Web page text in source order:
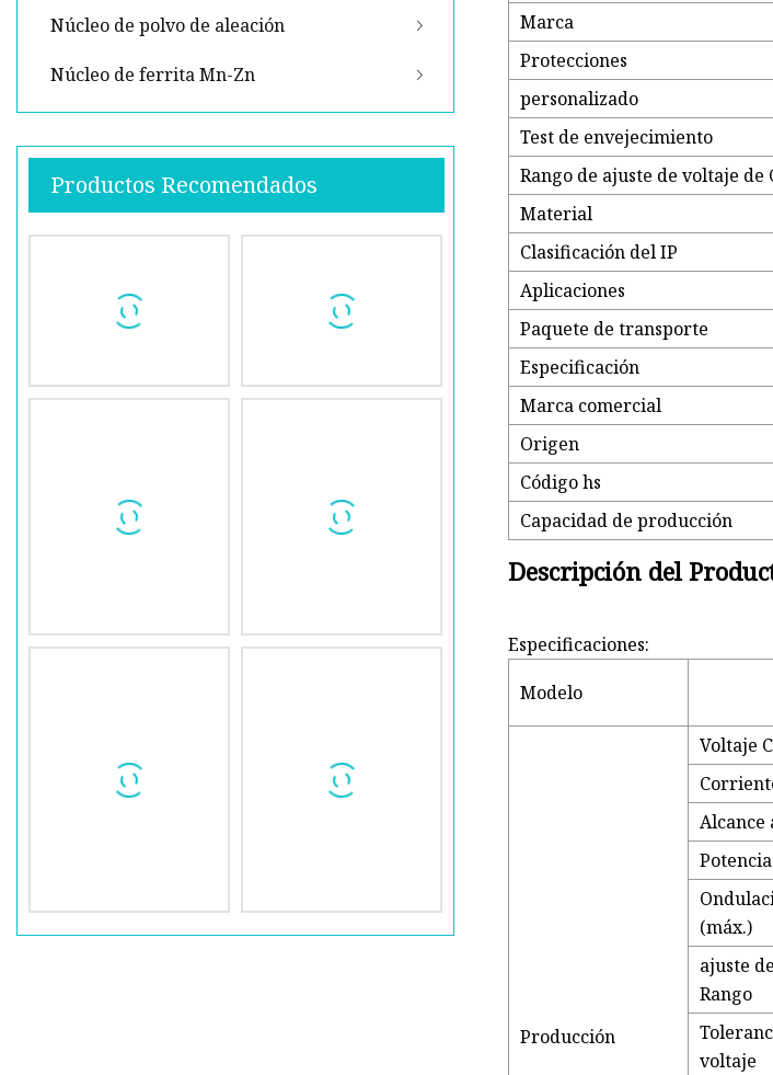
Núcleo de polvo de aleación
Núcleo de ferrita Mn-Zn
Productos Recomendados
Marca
Protecciones
personalizado
Test de envejecimiento
Rango de ajuste de voltaje de
Material
Clasificación del IP
Aplicaciones
Paquete de transporte
Especificación
Marca comercial
Origen
Código hs
Capacidad de producción
Descripción del
Especificaciones:
Modelo
Producción
Voltaje
Alcance
(máx.)
ajuste
Rango
voltaje